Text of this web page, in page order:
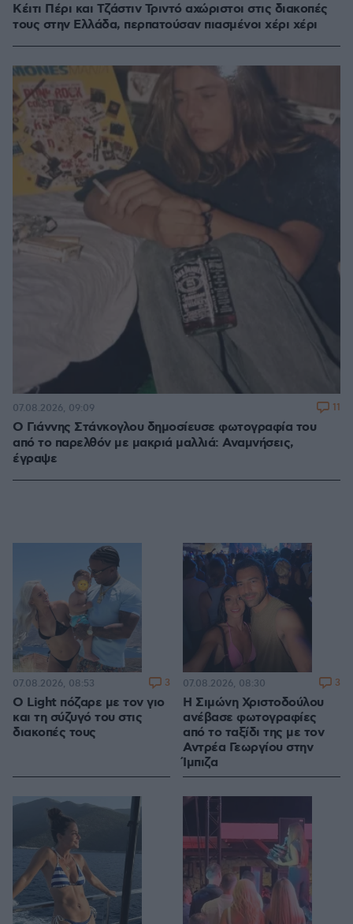
Κέιτι Πέρι και Τζάστιν Τριντό αχώριστοι στις διακοπές
τους στην Ελλάδα, περπατούσαν πιασμένοι χέρι χέρι
Ο Γιάννης Στάνκογλου δημοσίευσε φωτογραφία του
από το παρελθόν με μακριά μαλλιά: Αναμνήσεις,
έγραψε
07.08.2026, 09:09 11
Ο Light πόζαρε με τον γιο
και τη σύζυγό του στις
διακοπές τους
07.08.2026, 08:53 3
Η Σιμώνη Χριστοδούλου
ανέβασε φωτογραφίες
από το ταξίδι της με τον
Αντρέα Γεωργίου στην
Ίμπιζα
07.08.2026, 08:30 3